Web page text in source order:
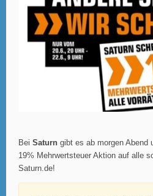
Bei Saturn gibt es ab morgen Abend
19% Mehrwertsteuer Aktion auf alle
Saturn.de!